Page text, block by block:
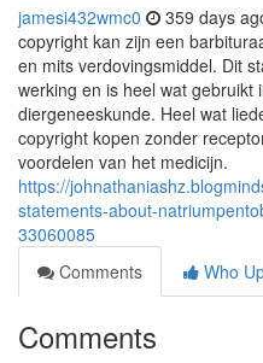
jamesi432wmc0 359 days
copyright kan zijn een
en mits verdovingsmiddel. Dit
werking en is heel wat gebruikt
diergeneeskunde. Heel wat
copyright kopen zonder
voordelen van het medicijn.
https://
statements-about-
33060085
Comments
Who
Comments